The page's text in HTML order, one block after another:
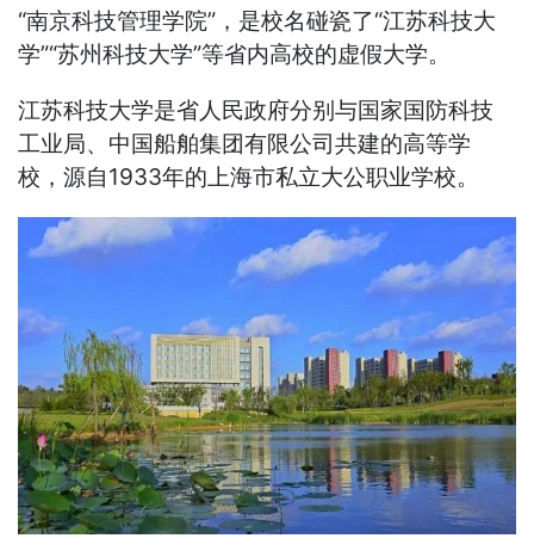
“南京科技管理学院”，是校名碰瓷了“江苏科技大
学”“苏州科技大学”等省内高校的虚假大学。
江苏科技大学是省人民政府分别与国家国防科技
工业局、中国船舶集团有限公司共建的高等学
校，源自1933年的上海市私立大公职业学校。